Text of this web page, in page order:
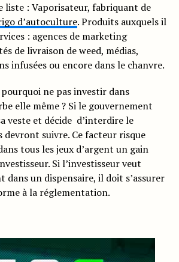
liste : Vaporisateur, fabriquant de
d’autoculture. Produits auxquels il
: agences de marketing
de livraison de weed, médias,
infusées ou encore dans le chanvre.
ne pas investir dans
elle même ? Si le gouvernement
veste et décide d’interdire le
devront suivre. Ce facteur risque
tous les jeux d’argent un gain
Si l’investisseur veut
dans un dispensaire, il doit s’assurer
à la réglementation.